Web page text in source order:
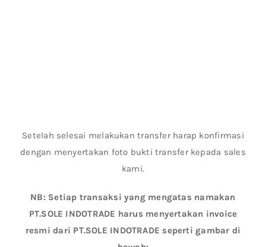
Setelah selesai melakukan transfer harap konfirmasi
dengan menyertakan foto bukti transfer kepada sales
kami.
NB: Setiap transaksi yang mengatas namakan
PT.SOLE INDOTRADE harus menyertakan invoice
resmi dari PT.SOLE INDOTRADE seperti gambar di